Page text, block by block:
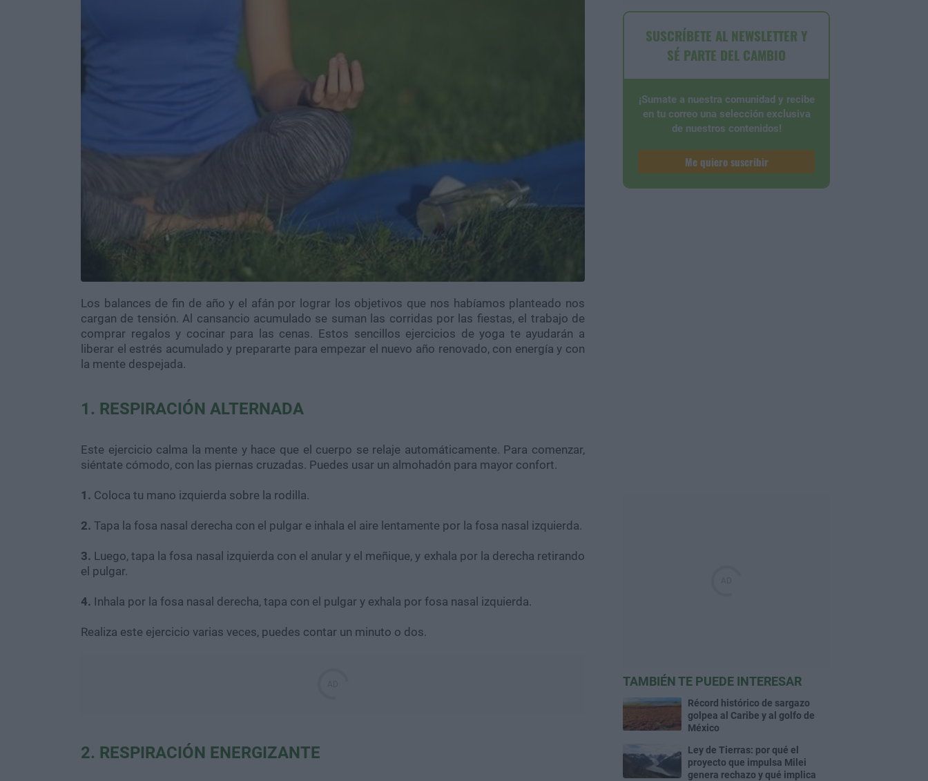
Los balances de fin de año y el afán por lograr los objetivos que nos habíamos planteado nos
cargan de tensión. Al cansancio acumulado se suman las corridas por las fiestas, el trabajo de
comprar regalos y cocinar para las cenas. Estos sencillos ejercicios de yoga te ayudarán a
liberar el estrés acumulado y prepararte para empezar el nuevo año renovado, con energía y con
la mente despejada.
1. RESPIRACIÓN ALTERNADA
Este ejercicio calma la mente y hace que el cuerpo se relaje automáticamente. Para comenzar,
siéntate cómodo, con las piernas cruzadas. Puedes usar un almohadón para mayor confort.
1. Coloca tu mano izquierda sobre la rodilla.
2. Tapa la fosa nasal derecha con el pulgar e inhala el aire lentamente por la fosa nasal izquierda.
3. Luego, tapa la fosa nasal izquierda con el anular y el meñique, y exhala por la derecha retirando
el pulgar.
4. Inhala por la fosa nasal derecha, tapa con el pulgar y exhala por fosa nasal izquierda.
Realiza este ejercicio varias veces, puedes contar un minuto o dos.
2. RESPIRACIÓN ENERGIZANTE
SUSCRÍBETE AL NEWSLETTER Y
SÉ PARTE DEL CAMBIO
¡Sumate a nuestra comunidad y recibe
en tu correo una selección exclusiva
de nuestros contenidos!
Me quiero suscribir
TAMBIÉN TE PUEDE INTERESAR
Récord histórico de sargazo
golpea al Caribe y al golfo de
México
Ley de Tierras: por qué el
proyecto que impulsa Milei
genera rechazo y qué implica